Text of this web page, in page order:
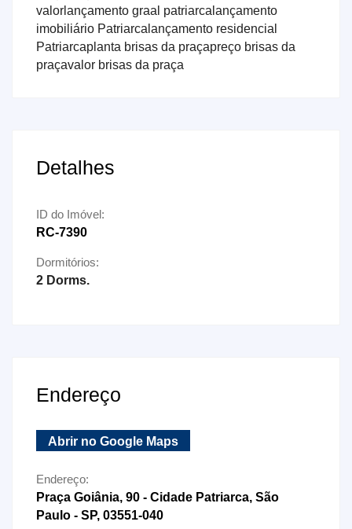
valor lançamento graal patriarca lançamento
imobiliário Patriarca lançamento residencial
Patriarcaplanta brisas da praçapreço brisas da
praçavalor brisas da praça
Detalhes
ID do Imóvel:
RC-7390
Dormitórios:
2 Dorms.
Endereço
Abrir no Google Maps
Endereço:
Praça Goiânia, 90 - Cidade Patriarca, São
Paulo - SP, 03551-040